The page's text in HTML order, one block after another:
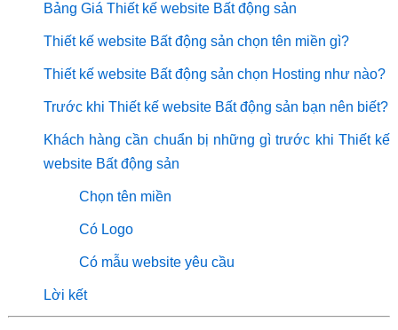
Bảng Giá Thiết kế website Bất động sản
Thiết kế website Bất động sản chọn tên miền gì?
Thiết kế website Bất động sản chọn Hosting như nào?
Trước khi Thiết kế website Bất động sản bạn nên biết?
Khách hàng cần chuẩn bị những gì trước khi Thiết kế
website Bất động sản
Chọn tên miền
Có Logo
Có mẫu website yêu cầu
Lời kết